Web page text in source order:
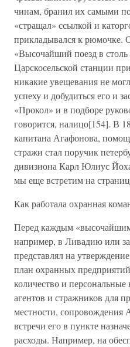
чинам, бранил их самыми
«стращал» ссылкой и
прикладывался к рюмочке.
«Высочайший поезд в столь
Царскосельской станции
никакие увещевания не
успеху и добудиться его и
«Прокол» и в подборе
говорится, налицо[154]. В
капитана Агафонова,
стражи стал поручик
дивизиона Карл Юлиус
мы еще встретим на
Как работала охранная
Перед каждым
например, в Ливадию или
представлял на
план охранных
количество и
агентов и стражников для
местности, сопровождения
встречи его в пункте
расходы. Например, на